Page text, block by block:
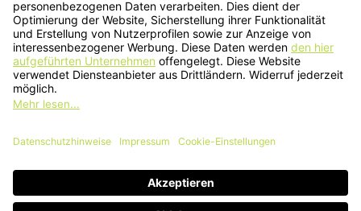
Kundenbewertung